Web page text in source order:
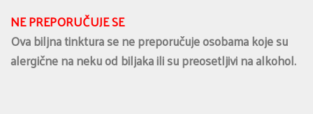
NE PREPORUČUJE SE
Ova biljna tinktura se ne preporučuje osobama koje su
alergične na neku od biljaka ili su preosetljivi na alkohol.